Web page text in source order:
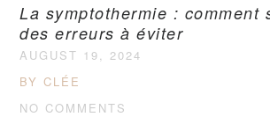
La symptothermie : comment
des erreurs à éviter
AUGUST 19, 2024
BY CLÉE
NO COMMENTS